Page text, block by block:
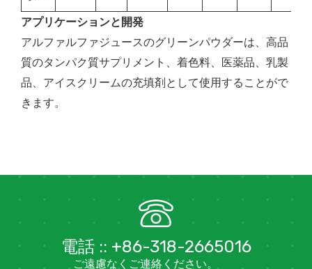
アプリケーションと開発
アルファルファジュースのグリーンパウダーは、高品
質のタンパク質サプリメント、着色料、医薬品、乳製
品、アイスクリームの充填剤として使用することがで
きます。
電話 :: +86-318-2665016
ご遠慮なくご連絡ください。